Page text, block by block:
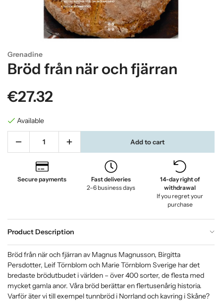
Grenadine
Bröd från när och fjärran
€27.32
Available
Add to cart
Secure payments
Fast deliveries
2–6 business days
14-day right of
withdrawal
If you regret your
purchase
Product Description
Bröd från när och fjärran av Magnus Magnusson, Birgitta
Persdotter, Leif Törnblom och Marie Törnblom Sverige har det
bredaste brödutbudet i världen – över 400 sorter, de flesta med
mycket gamla anor. Våra bröd berättar en flertusenårig historia.
Varför äter vi till exempel tunnbröd i Norrland och kavring i Skåne?